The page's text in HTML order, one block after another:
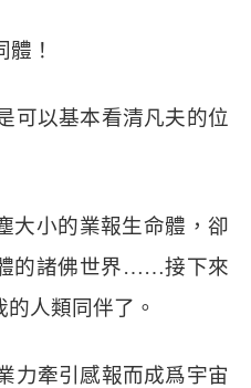
！
可以基本看清凡夫的位
大小的業報生命體，卻
的諸佛世界……接下來
人類同伴了。
力牽引感報而成爲宇宙